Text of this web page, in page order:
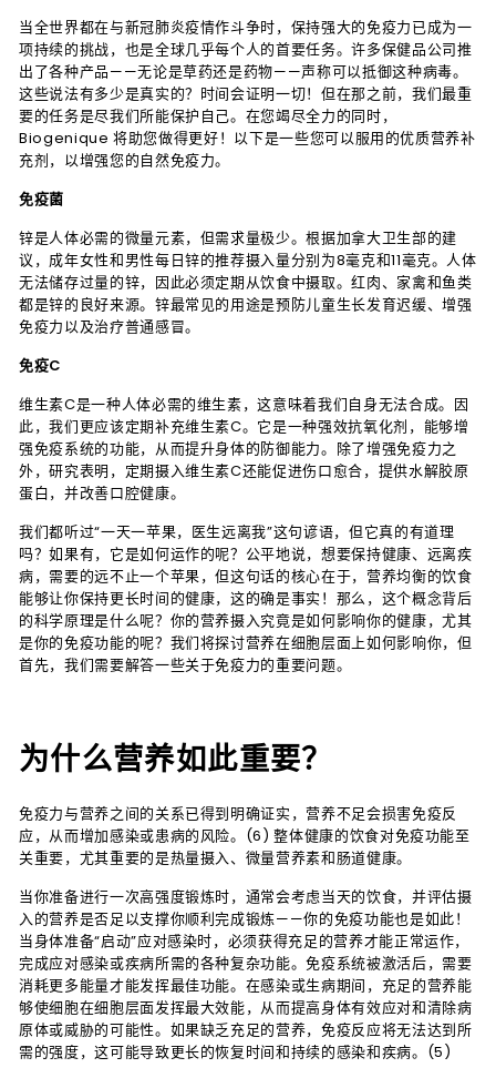
当全世界都在与新冠肺炎疫情作斗争时，保持强大的免疫力已成为一
项持续的挑战，也是全球几乎每个人的首要任务。许多保健品公司推
出了各种产品——无论是草药还是药物——声称可以抵御这种病毒。
这些说法有多少是真实的？时间会证明一切！但在那之前，我们最重
要的任务是尽我们所能保护自己。在您竭尽全力的同时，
Biogenique 将助您做得更好！以下是一些您可以服用的优质营养补
充剂，以增强您的自然免疫力。
免疫菌
锌是人体必需的微量元素，但需求量极少。根据加拿大卫生部的建
议，成年女性和男性每日锌的推荐摄入量分别为8毫克和11毫克。人体
无法储存过量的锌，因此必须定期从饮食中摄取。红肉、家禽和鱼类
都是锌的良好来源。锌最常见的用途是预防儿童生长发育迟缓、增强
免疫力以及治疗普通感冒。
免疫C
维生素C是一种人体必需的维生素，这意味着我们自身无法合成。因
此，我们更应该定期补充维生素C。它是一种强效抗氧化剂，能够增
强免疫系统的功能，从而提升身体的防御能力。除了增强免疫力之
外，研究表明，定期摄入维生素C还能促进伤口愈合，提供水解胶原
蛋白，并改善口腔健康。
我们都听过“一天一苹果，医生远离我”这句谚语，但它真的有道理
吗？如果有，它是如何运作的呢？公平地说，想要保持健康、远离疾
病，需要的远不止一个苹果，但这句话的核心在于，营养均衡的饮食
能够让你保持更长时间的健康，这的确是事实！那么，这个概念背后
的科学原理是什么呢？你的营养摄入究竟是如何影响你的健康，尤其
是你的免疫功能的呢？我们将探讨营养在细胞层面上如何影响你，但
首先，我们需要解答一些关于免疫力的重要问题。
为什么营养如此重要？
免疫力与营养之间的关系已得到明确证实，营养不足会损害免疫反
应，从而增加感染或患病的风险。(6) 整体健康的饮食对免疫功能至
关重要，尤其重要的是热量摄入、微量营养素和肠道健康。
当你准备进行一次高强度锻炼时，通常会考虑当天的饮食，并评估摄
入的营养是否足以支撑你顺利完成锻炼——你的免疫功能也是如此！
当身体准备“启动”应对感染时，必须获得充足的营养才能正常运作，
完成应对感染或疾病所需的各种复杂功能。免疫系统被激活后，需要
消耗更多能量才能发挥最佳功能。在感染或生病期间，充足的营养能
够使细胞在细胞层面发挥最大效能，从而提高身体有效应对和清除病
原体或威胁的可能性。如果缺乏充足的营养，免疫反应将无法达到所
需的强度，这可能导致更长的恢复时间和持续的感染和疾病。(5)